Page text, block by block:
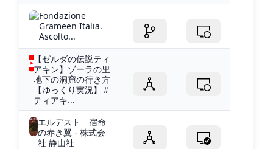
Fondazione
Grameen Italia.
Ascolto...
【ゼルダの伝説ティ
アキン】ゾーラの里
地下の洞窟の行き方
【ゆっくり実況】＃
ティアキ...
エルデスト 宿命
の赤き翼 - 株式会
社 静山社